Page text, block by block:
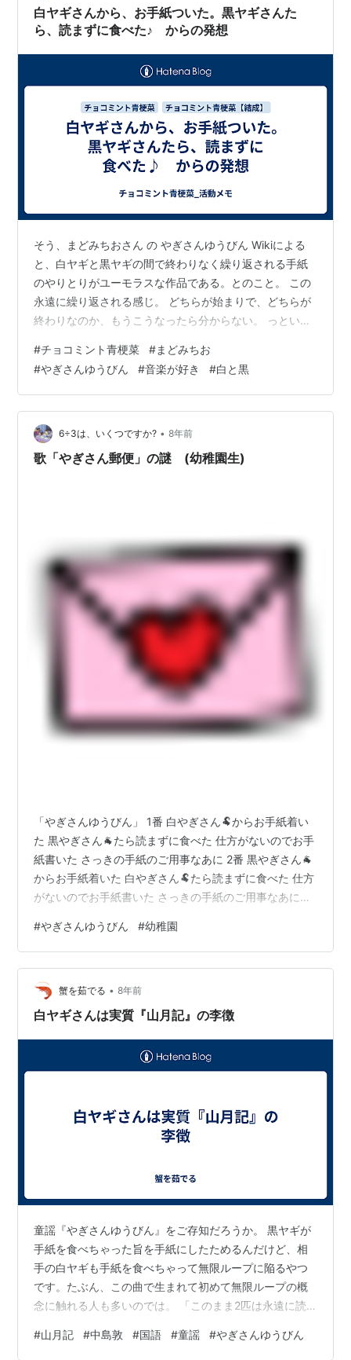
の歌のテーマを理解した。 まず情報媒体であるはずの手
紙の中身を読むことなく食…
白ヤギさんから、お手紙ついた。黒ヤギさんた
ら、読まずに食べた♪ からの発想
そう、まどみちおさん の やぎさんゆうびん Wikiによる
と、白ヤギと黒ヤギの間で終わりなく繰り返される手紙
のやりとりがユーモラスな作品である。とのこと。 この
永遠に繰り返される感じ。 どちらが始まりで、どちらが
終わりなのか、もうこうなったら分からない。 っという
んなところがあって 更に白と黒というのが好きなので、
ディレクターという立場を利用して、 Zabeth＆Zukaに
モノトーンの衣装をお願いしてみたよ。 オンラインmtg
中に、そんなお願いをしたら、 なんと、それぞれのクロ
ーゼットから白と黒の洋服をすぐに出してきてくれて、
こちらに向かっ…
#チョコミント青梗菜 #まどみちお
#やぎさんゆうびん #音楽が好き #白と黒
6÷3は、いくつですか? • 8年前
歌「やぎさん郵便」の謎 (幼稚園生)
「やぎさんゆうびん」 1番 白やぎさん🐏からお手紙着い
た 黒やぎさん🐐たら読まずに食べた 仕方がないのでお手
紙書いた さっきの手紙のご用事なあに 2番 黒やぎさん🐐
からお手紙着いた 白やぎさん🐏たら読まずに食べた 仕方
がないのでお手紙書いた さっきの手紙のご用事なあに
ちゃんが幼稚園で歌っていたのですが、 僕も幼稚園のと
きに習って歌いました。 今、読み返すと、この歌詞が、
ここまで不思議な謎に 満ちていたとは知りませんでし
た。 幼稚園の時に、気づいた人はすごいと思います。
#やぎさんゆうびん #幼稚園
蟹を茹でる • 8年前
白ヤギさんは実質『山月記』の李徴
童謡『やぎさんゆうびん』をご存知だろうか。 黒ヤギが
手紙を食べちゃった旨を手紙にしたためるんだけど、相
手の白ヤギも手紙を食べちゃって無限ループに陥るやつ
です。たぶん、この曲で生まれて初めて無限ループの概
念に触れる人も多いのでは。 「このまま2匹は永遠に読
ょっと儲かるんだろうな……」と思わせる、ちょっと不思
#山月記 #中島敦 #国語 #童謡 #やぎさんゆうびん